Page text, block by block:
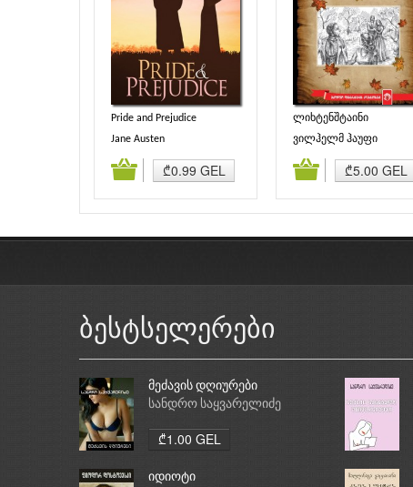
Pride and Prejudice
Jane Austen
₾0.99 GEL
ლიხტენშტაინი
ვილჰელმ ჰაუფი
₾5.00 GEL
კალათაში დამატება კალათაში დამატება
ბესტსელერები
მეძავის დღიურები
სანდრო საყვარელიძე
₾1.00 GEL
იდიოტი